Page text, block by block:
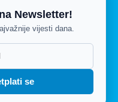
Newsletter!
vijesti dana.
se